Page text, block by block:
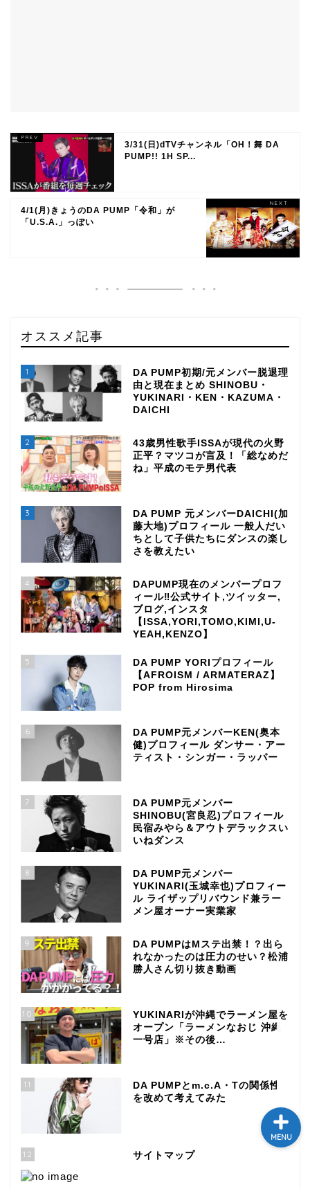
3/31(日)dTVチャンネル「OH！舞 DA
PUMP!! 1H SP...
4/1(月)きょうのDA PUMP「令和」が
「U.S.A.」っぽい
オススメ記事
1
DA PUMP初期/元メンバー脱退理
由と現在まとめ SHINOBU・
YUKINARI・KEN・KAZUMA・
DAICHI
2
43歳男性歌手ISSAが現代の火野
正平？マツコが言及！「総なめだ
ね」平成のモテ男代表
3
DA PUMP 元メンバーDAICHI(加
藤大地)プロフィール 一般人だい
ちとして子供たちにダンスの楽し
さを教えたい
4
DAPUMP現在のメンバープロフ
ィール‼公式サイト,ツイッター,
ブログ,インスタ
【ISSA,YORI,TOMO,KIMI,U-
YEAH,KENZO】
5
DA PUMP YORIプロフィール
【AFROISM / ARMATERAZ】
POP from Hirosima
6
DA PUMP元メンバーKEN(奥本
健)プロフィール ダンサー・アー
ティスト・シンガー・ラッパー
7
DA PUMP元メンバー
SHINOBU(宮良忍)プロフィール
民宿みやら＆アウトデラックスい
いねダンス
8
DA PUMP元メンバー
YUKINARI(玉城幸也)プロフィー
ル ライザップリバウンド兼ラー
メン屋オーナー実業家
9
DA PUMPはMステ出禁！？出ら
れなかったのは圧力のせい？松浦
勝人さん切り抜き動画
10
YUKINARIが沖縄でラーメン屋を
オープン「ラーメンなおじ 沖縄
一号店」※その後…
11
DA PUMPとm.c.A・Tの関係性
を改めて考えてみた
12 サイトマップ
MENU
テレビ
ラジオ
メゾン・ド・ミュージック
ばれラジオ～
ライブ・イベント